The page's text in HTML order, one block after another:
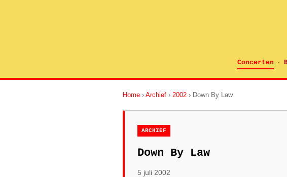
Concerten ·
Home › Archief › 2002 › Down By Law
ARCHIEF
Down By Law
5 juli 2002